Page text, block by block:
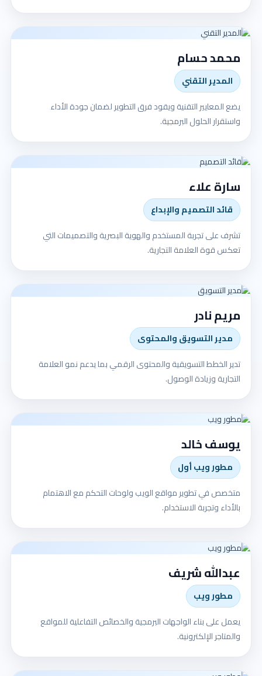
محمد حسام
المدير التقني
يضع المعايير التقنية ويقود فرق التطوير لضمان جودة الأداء
واستقرار الحلول البرمجية.
سارة علاء
قائد التصميم والإبداع
تشرف على تجربة المستخدم والهوية البصرية والتصميمات التي
تعكس قوة العلامة التجارية.
مريم نادر
مدير التسويق والمحتوى
تدير الخطط التسويقية والمحتوى الرقمي بما يدعم نمو العلامة
التجارية وزيادة الوصول.
يوسف خالد
مطور ويب أول
متخصص في تطوير مواقع الويب ولوحات التحكم مع الاهتمام
بالأداء وتجربة الاستخدام.
عبدالله شريف
مطور ويب
يعمل على بناء الواجهات البرمجية والخصائص التفاعلية للمواقع
والمتاجر الإلكترونية.